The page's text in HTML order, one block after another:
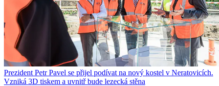
Prezident Petr Pavel se přijel podívat na nový kostel v Neratovicích.
Vzniká 3D tiskem a uvnitř bude lezecká stěna